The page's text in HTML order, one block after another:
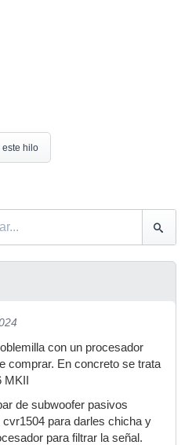
este hilo
con un procesador
comprar. En concreto se trata
de subwoofer pasivos
para darles chicha y
para filtrar la señal.